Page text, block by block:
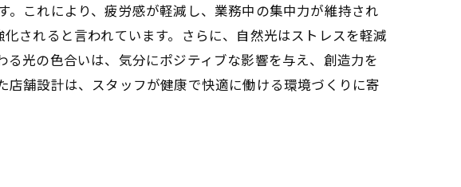
ークスペース
これにより、疲労感が軽減し、業務中の集中力が維持され
されると言われています。さらに、自然光はストレスを軽減
光の色合いは、気分にポジティブな影響を与え、創造力を
舗設計は、スタッフが健康で快適に働ける環境づくりに寄